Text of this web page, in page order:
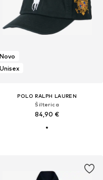
Novo
Unisex
POLO RALPH LAUREN
Šilterica
84,90 €